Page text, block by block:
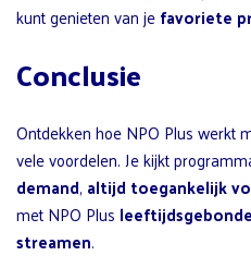
kunt genieten van jefavoriete
Conclusie
Ontdekken hoe NPO Plus werkt
vele voordelen. Je kijkt
demand, altijd toegankelijk
met NPO Plus
streamen.